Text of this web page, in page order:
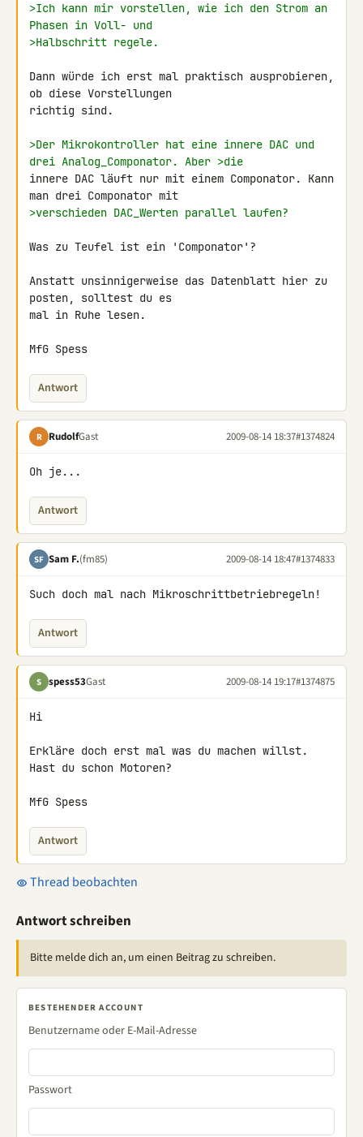
>Ich kann mir vorstellen, wie ich den Strom an
Phasen in Voll- und
>Halbschritt regele.
Dann würde ich erst mal praktisch ausprobieren,
ob diese Vorstellungen
richtig sind.
>Der Mikrokontroller hat eine innere DAC und
drei Analog_Componator. Aber >die
innere DAC läuft nur mit einem Componator. Kann
>verschieden DAC_Werten parallel laufen?
Was zu Teufel ist ein 'Componator'?
Anstatt unsinnigerweise das Datenblatt hier zu
posten, solltest du es
mal in Ruhe lesen.
MfG Spess
Antwort
R RudolfGast 2009-08-14 18:37#1374824
Oh je...
Antwort
SF Sam F.(fm85) 2009-08-14 18:47#1374833
Such doch mal nach Mikroschrittbetriebregeln!
Antwort
S spess53Gast 2009-08-14 19:17#1374875
Hi
Erkläre doch erst mal was du machen willst.
Hast du schon Motoren?
MfG Spess
Antwort
Thread beobachten
Antwort schreiben
Bitte melde dich an, um einen Beitrag zu schreiben.
BESTEHENDER ACCOUNT
Benutzername oder E-Mail-Adresse
Passwort